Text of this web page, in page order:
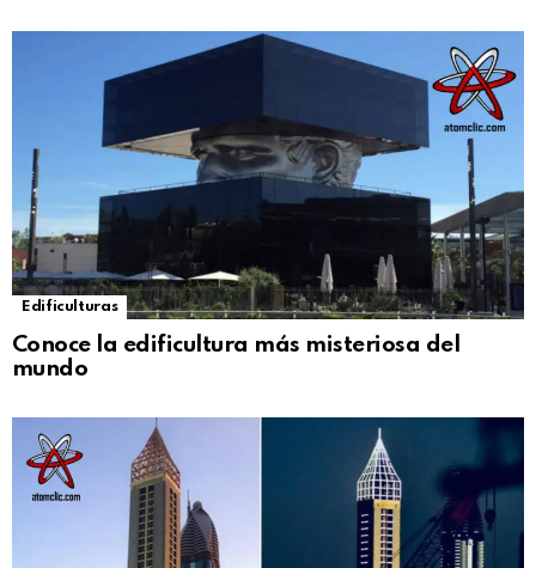
Edificulturas
Conoce la edificultura más misteriosa del
mundo